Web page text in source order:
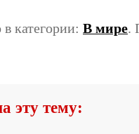
категории: В мире.
эту тему: